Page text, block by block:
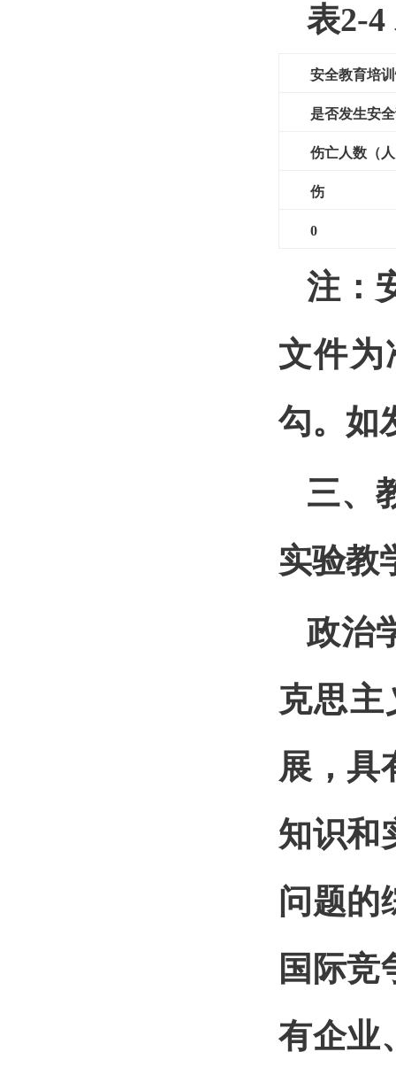
表2-4
安全教育培
是否发生安
伤亡人数（
伤
0
注：
文件为
勾。如
三、
实验教
政治
克思主
展，具
知识和
问题的
国际竞
有企业